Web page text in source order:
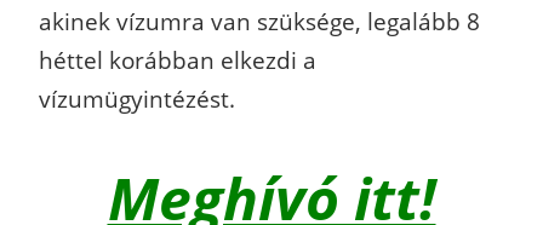
akinek vízumra van szüksége, legalább 8
héttel korábban elkezdi a
vízumügyintézést.
Meghívó itt!